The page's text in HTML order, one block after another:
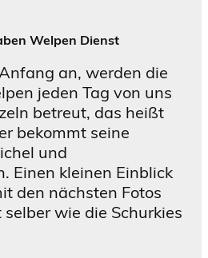
Welpen Dienst
an, werden die
jeden Tag von uns
betreut, das heißt
bekommt seine
und
Einen kleinen Einblick
den nächsten Fotos
wie die Schurkies